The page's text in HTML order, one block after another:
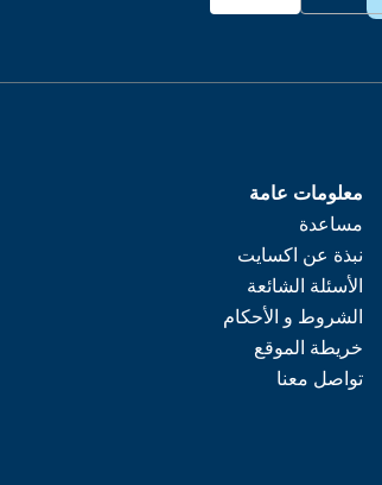
معلومات عامة
مساعدة
نبذة عن اكسايت
الأسئلة الشائعة
الشروط و الأحكام
خريطة الموقع
تواصل معنا